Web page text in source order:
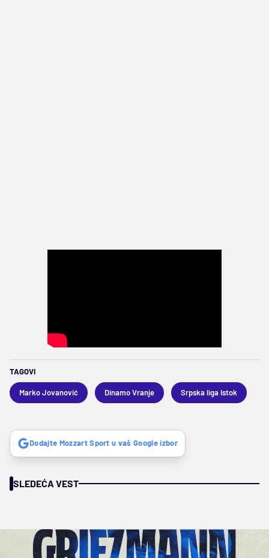
TAGOVI
Marko Jovanović Dinamo Vranje Srpska liga Istok
Dodajte Mozzart Sport u vaš Google izbor
SLEDEĆA VEST